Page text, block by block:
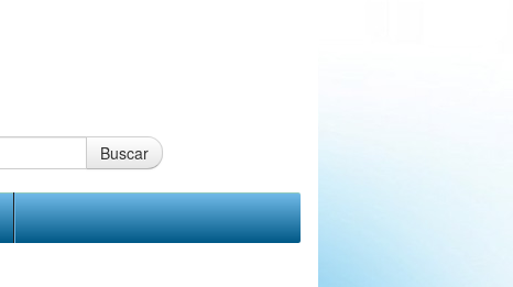
Buscar